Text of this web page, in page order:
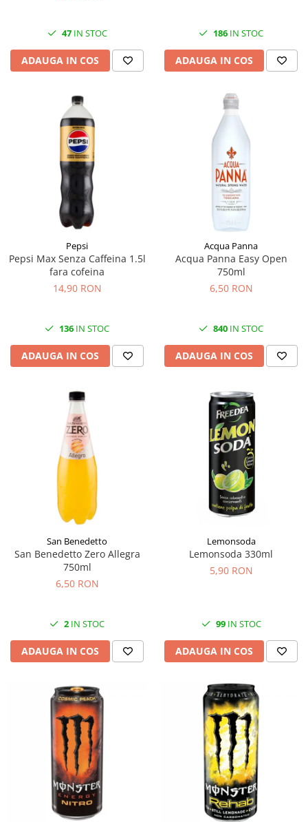
47IN STOC
ADAUGA IN COS
186 IN STOC
ADAUGA IN COS
Pepsi
Pepsi Max Senza Caffeina 1.5l
fara cofeina
14,90 RON
136 IN STOC
ADAUGA IN COS
Acqua Panna
Acqua Panna Easy Open
750ml
6,50 RON
840 IN STOC
ADAUGA IN COS
San Benedetto
San Benedetto Zero Allegra
750ml
6,50 RON
2 IN STOC
ADAUGA IN COS
Lemonsoda
Lemonsoda 330ml
5,90 RON
99IN STOC
ADAUGA IN COS